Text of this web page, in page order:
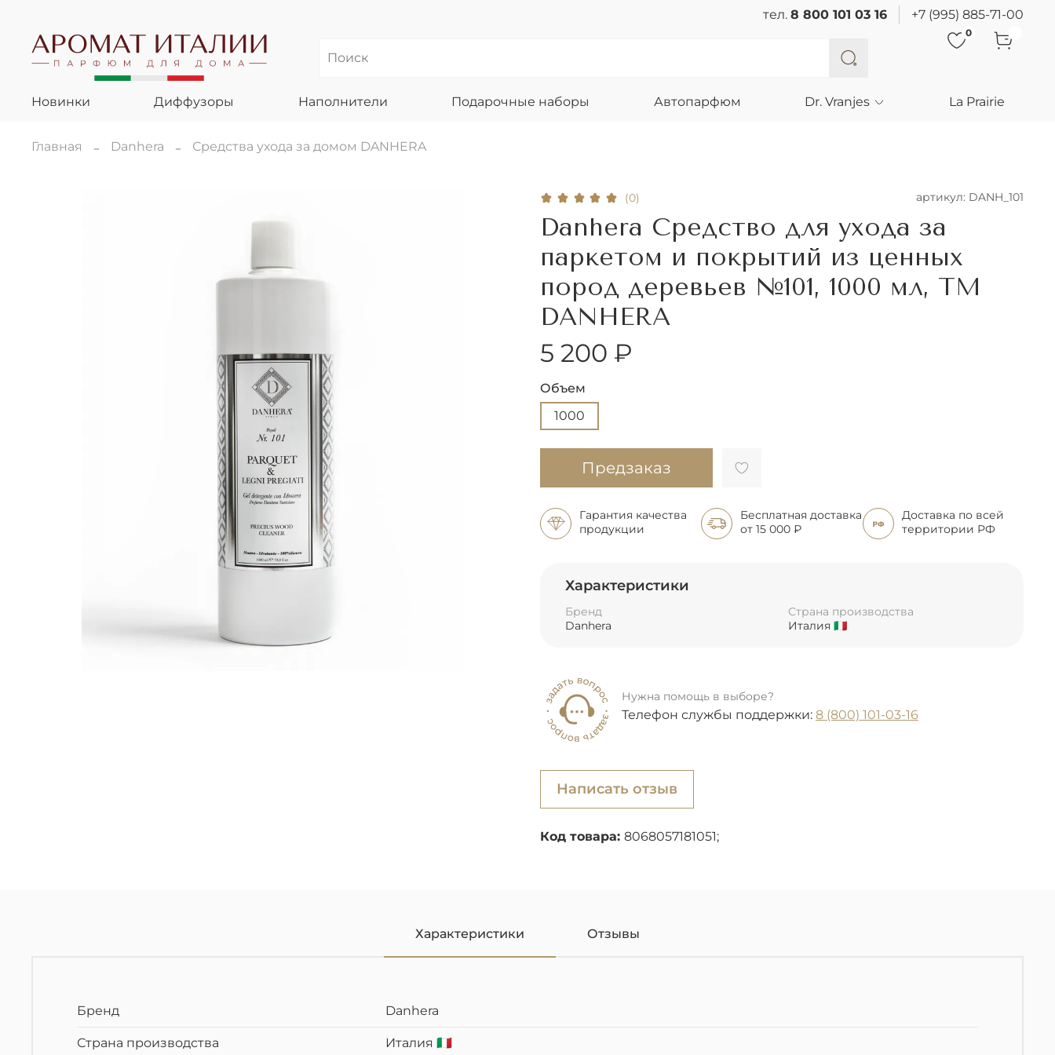
тел. 8 800 101 03 16 +7 (995) 885-71-00
0
Новинки Диффузоры Наполнители Подарочные наборы Автопарфюм Dr. Vranjes La Prairie
Главная Danhera Средства ухода за домом DANHERA
(0) артикул: DANH_101
Danhera Средство для ухода за
паркетом и покрытий из ценных
пород деревьев №101, 1000 мл, ТМ
DANHERA
5 200 ₽
Объем
1000
Предзаказ
Гарантия качества
продукции
Бесплатная доставка
от 15 000 ₽
Доставка по всей
территории РФ
Характеристики
Бренд
Danhera
Страна производства
Италия 🇮🇹
Нужна помощь в выборе?
Телефон службы поддержки: 8 (800) 101-03-16
Написать отзыв
Код товара: 8068057181051;
Характеристики Отзывы
Бренд Danhera
Страна производства Италия 🇮🇹